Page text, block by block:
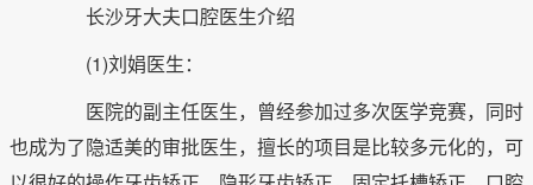
长沙牙大夫口腔医生介绍
(1)刘娟医生：
医院的副主任医生，曾经参加过多次医学竞赛，同时
也成为了隐适美的审批医生，擅长的项目是比较多元化的，可